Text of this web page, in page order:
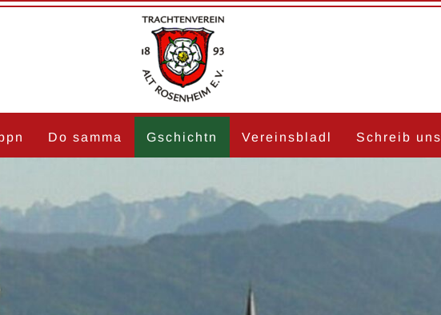
Do samma Gschichtn Vereinsbladl Schreib uns